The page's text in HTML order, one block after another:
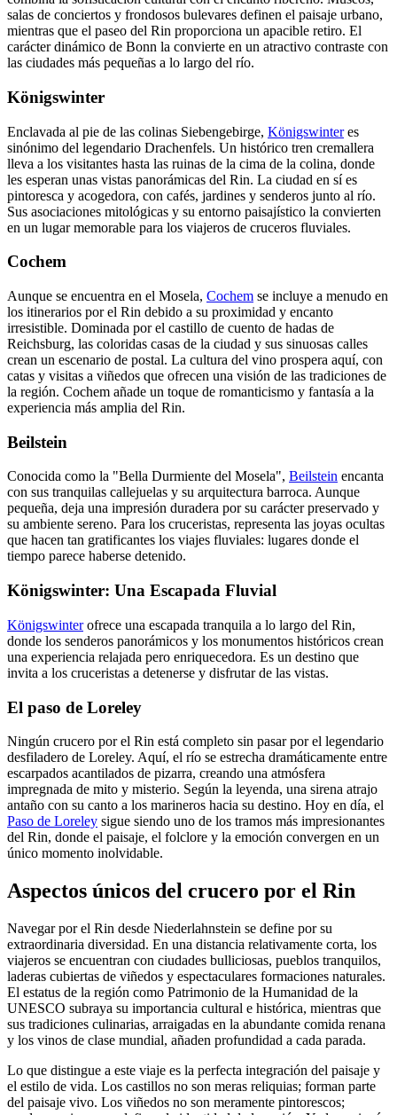
salas de conciertos y frondosos bulevares definen el paisaje urbano,
mientras que el paseo del Rin proporciona un apacible retiro. El
carácter dinámico de Bonn la convierte en un atractivo contraste con
las ciudades más pequeñas a lo largo del río.
Königswinter
Enclavada al pie de las colinas Siebengebirge, Königswinteres
sinónimo del legendario Drachenfels. Un histórico tren cremallera
lleva a los visitantes hasta las ruinas de la cima de la colina, donde
les esperan unas vistas panorámicas del Rin. La ciudad en sí es
pintoresca y acogedora, con cafés, jardines y senderos junto al río.
Sus asociaciones mitológicas y su entorno paisajístico la convierten
en un lugar memorable para los viajeros de cruceros fluviales.
Cochem
Aunque se encuentra en el Mosela, Cochem se incluye a menudo en
los itinerarios por el Rin debido a su proximidad y encanto
irresistible. Dominada por el castillo de cuento de hadas de
Reichsburg, las coloridas casas de la ciudad y sus sinuosas calles
crean un escenario de postal. La cultura del vino prospera aquí, con
catas y visitas a viñedos que ofrecen una visión de las tradiciones de
la región. Cochem añade un toque de romanticismo y fantasía a la
experiencia más amplia del Rin.
Beilstein
Conocida como la "Bella Durmiente del Mosela", Beilstein encanta
con sus tranquilas callejuelas y su arquitectura barroca. Aunque
pequeña, deja una impresión duradera por su carácter preservado y
su ambiente sereno. Para los cruceristas, representa las joyas ocultas
que hacen tan gratificantes los viajes fluviales: lugares donde el
tiempo parece haberse detenido.
Königswinter: Una Escapada Fluvial
Königswinterofrece una escapada tranquila a lo largo del Rin,
donde los senderos panorámicos y los monumentos históricos crean
una experiencia relajada pero enriquecedora. Es un destino que
invita a los cruceristas a detenerse y disfrutar de las vistas.
El paso de Loreley
Ningún crucero por el Rin está completo sin pasar por el legendario
desfiladero de Loreley. Aquí, el río se estrecha dramáticamente entre
escarpados acantilados de pizarra, creando una atmósfera
impregnada de mito y misterio. Según la leyenda, una sirena atrajo
antaño con su canto a los marineros hacia su destino. Hoy en día, el
Paso de Loreley sigue siendo uno de los tramos más impresionantes
del Rin, donde el paisaje, el folclore y la emoción convergen en un
único momento inolvidable.
Aspectos únicos del crucero por el Rin
Navegar por el Rin desde Niederlahnstein se define por su
extraordinaria diversidad. En una distancia relativamente corta, los
viajeros se encuentran con ciudades bulliciosas, pueblos tranquilos,
laderas cubiertas de viñedos y espectaculares formaciones naturales.
El estatus de la región como Patrimonio de la Humanidad de la
UNESCO subraya su importancia cultural e histórica, mientras que
sus tradiciones culinarias, arraigadas en la abundante comida renana
y los vinos de clase mundial, añaden profundidad a cada parada.
Lo que distingue a este viaje es la perfecta integración del paisaje y
el estilo de vida. Los castillos no son meras reliquias; forman parte
del paisaje vivo. Los viñedos no son meramente pintorescos;